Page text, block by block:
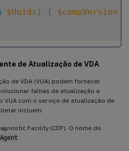
$Uuids ) { $compVersion
de Atualização de VDA
de VDA (VUA) podem fornecer
falhas de atualização e
VUA com o serviço de atualização de
incluem:
Facility (CDF). O nome do